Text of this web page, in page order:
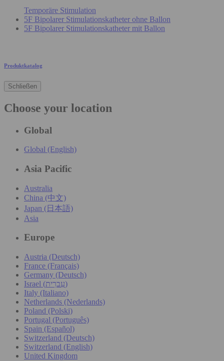
Temporäre Stimulation
5F Bipolarer Stimulationskatheter ohne Ballon
5F Bipolarer Stimulationskatheter mit Ballon
Produktkatalog
Schließen
Choose your location
Global
Global (English)
Asia Pacific
Australia
China (中文)
Japan (日本語)
Asia
Europe
Austria (Deutsch)
France (Français)
Germany (Deutsch)
Israel (עִברִית)
Italy (Italiano)
Netherlands (Nederlands)
Poland (Polski)
Portugal (Português)
Spain (Español)
Switzerland (Deutsch)
Switzerland (English)
United Kingdom